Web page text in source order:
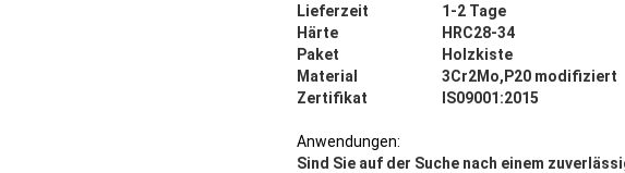
Lieferzeit
1-2 Tage
Härte
HRC28-34
Paket
Holzkiste
Material
3Cr2Mo,P20 modifiziert
Zertifikat
IS09001:2015
Anwendungen:
Sind Sie auf der Suche nach einem